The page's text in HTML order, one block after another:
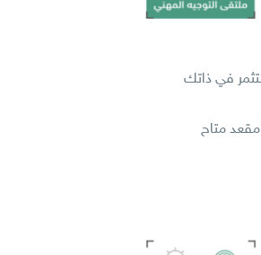
في ذاتك
مقعد متاح